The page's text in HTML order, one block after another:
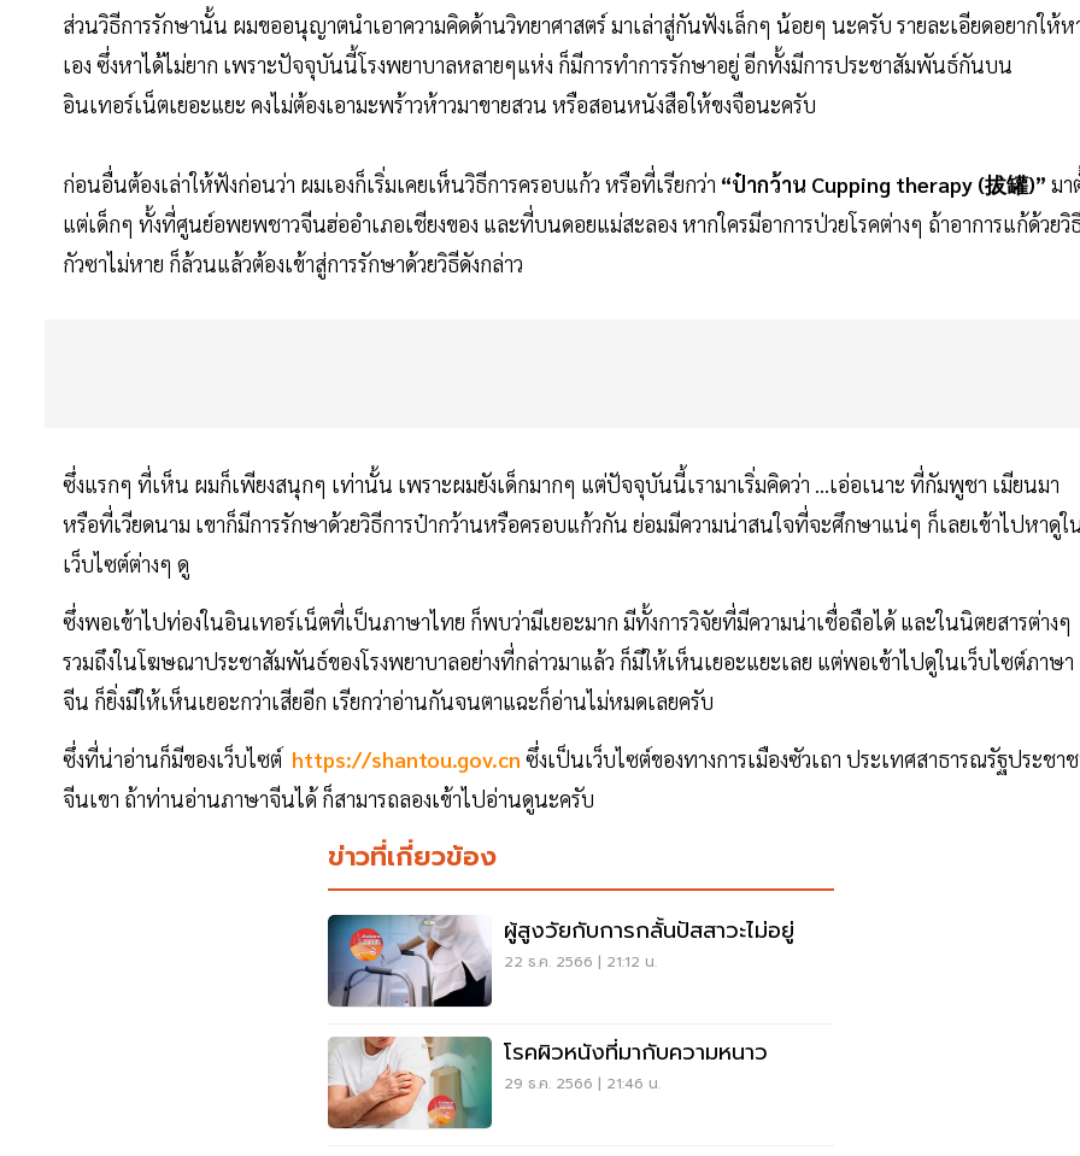
ส่วนวิธีการรักษานั้น ผมขออนุญาตนำเอาความคิดด้านวิทยาศาสตร์ มาเล่าสู่กันฟังเล็กๆ น้อยๆ นะครับ รายละเอียดอยากให้ห
เอง ซึ่งหาได้ไม่ยาก เพราะปัจจุบันนี้โรงพยาบาลหลายๆแห่ง ก็มีการทำการรักษาอยู่ อีกทั้งมีการประชาสัมพันธ์กันบน
อินเทอร์เน็ตเยอะแยะ คงไม่ต้องเอามะพร้าวห้าวมาขายสวน หรือสอนหนังสือให้ขงจือนะครับ
ก่อนอื่นต้องเล่าให้ฟังก่อนว่า ผมเองก็เริ่มเคยเห็นวิธีการครอบแก้ว หรือที่เรียกว่า “ป๋ากว้าน Cupping therapy (拔罐)” มา
แต่เด็กๆ ทั้งที่ศูนย์อพยพชาวจีนฮ่ออำเภอเชียงของ และที่บนดอยแม่สะลอง หากใครมีอาการป่วยโรคต่างๆ ถ้าอาการแก้ด้วยวิ
กัวซาไม่หาย ก็ล้วนแล้วต้องเข้าสู่การรักษาด้วยวิธีดังกล่าว
ซึ่งแรกๆ ที่เห็น ผมก็เพียงสนุกๆ เท่านั้น เพราะผมยังเด็กมากๆ แต่ปัจจุบันนี้เรามาเริ่มคิดว่า ...เอ่อเนาะ ที่กัมพูชา เมียนมา
หรือที่เวียดนาม เขาก็มีการรักษาด้วยวิธีการป๋ากว้านหรือครอบแก้วกัน ย่อมมีความน่าสนใจที่จะศึกษาแน่ๆ ก็เลยเข้าไปหาดูใ
เว็บไซต์ต่างๆ ดู
ซึ่งพอเข้าไปท่องในอินเทอร์เน็ตที่เป็นภาษาไทย ก็พบว่ามีเยอะมาก มีทั้งการวิจัยที่มีความน่าเชื่อถือได้ และในนิตยสารต่างๆ
รวมถึงในโฆษณาประชาสัมพันธ์ของโรงพยาบาลอย่างที่กล่าวมาแล้ว ก็มีให้เห็นเยอะแยะเลย แต่พอเข้าไปดูในเว็บไซต์ภาษา
จีน ก็ยิ่งมีให้เห็นเยอะกว่าเสียอีก เรียกว่าอ่านกันจนตาแฉะก็อ่านไม่หมดเลยครับ
ซึ่งที่น่าอ่านก็มีของเว็บไซต์ https://shantou.gov.cn ซึ่งเป็นเว็บไซต์ของทางการเมืองซัวเถา ประเทศสาธารณรัฐประชา
จีนเขา ถ้าท่านอ่านภาษาจีนได้ ก็สามารถลองเข้าไปอ่านดูนะครับ
ข่าวที่เกี่ยวข้อง
ผู้สูงวัยกับการกลั้นปัสสาวะไม่อยู่
22 ธ.ค. 2566 | 21:12 น.
โรคผิวหนังที่มากับความหนาว
29 ธ.ค. 2566 | 21:46 น.